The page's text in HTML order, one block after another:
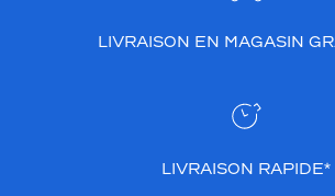
LIVRAISON EN MAGASIN
LIVRAISON RAPIDE*